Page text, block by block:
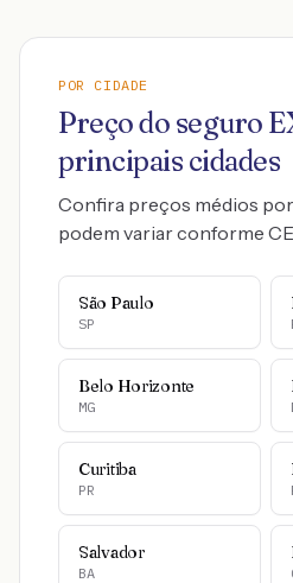
POR CIDADE
Preço do seguro
principais cidades
Confira preços médios
podem variar conforme
São Paulo
SP
Belo Horizonte
MG
Curitiba
PR
Salvador
BA